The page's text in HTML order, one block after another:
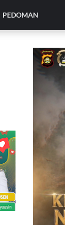
PEDOMAN